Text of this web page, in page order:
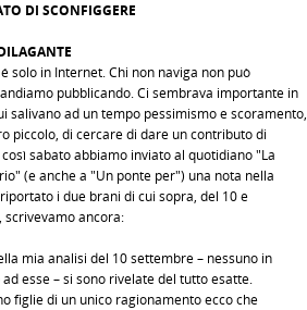
DI SCONFIGGERE
solo in Internet. Chi non naviga non può
pubblicando. Ci sembrava importante in
salivano ad un tempo pessimismo e scoramento,
piccolo, di cercare di dare un contributo di
sabato abbiamo inviato al quotidiano "La
(e anche a "Un ponte per") una nota nella
i due brani di cui sopra, del 10 e
ancora:
mia analisi del 10 settembre – nessuno in
esse – si sono rivelate del tutto esatte.
figlie di un unico ragionamento ecco che